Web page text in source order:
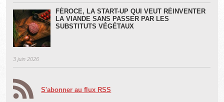
FÉROCE, LA START-UP QUI VEUT RÉINVENTER
LA VIANDE SANS PASSER PAR LES
SUBSTITUTS VÉGÉTAUX
3 juin 2026
S'abonner au flux RSS